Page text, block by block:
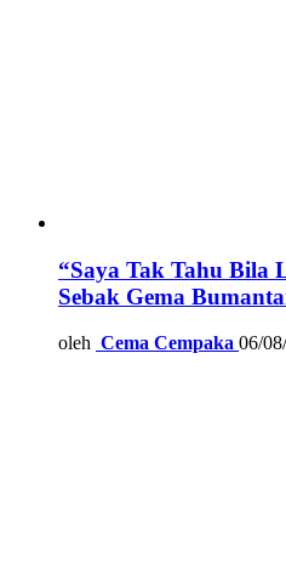
“Saya Tak Tahu
Sebak Gema
oleh Cema Cempaka 06/